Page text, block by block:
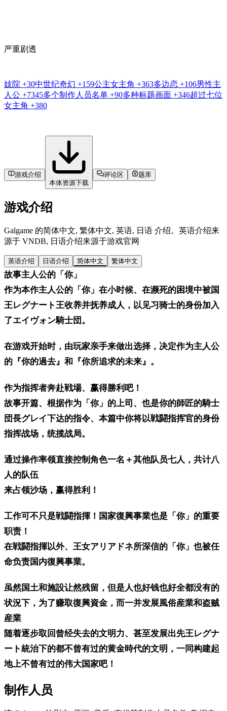
严重剧透
妓院 +30中世纪奇幻 +159公主女主角 +363多边恋 +106男性主
人公 +7345多个制作人员名单 +90多种标题画面 +346超过七位
女主角 +380
游戏介绍
本体资源下载
评论区 题库
游戏介绍
Galgame 的简体中文, 繁体中文, 英语, 日语 介绍。英语介绍来
源于 VNDB, 日语介绍来源于游戏官网
英语介绍 日语介绍 简体中文 繁体中文
故事主人公的「你」
作为本作主人公的「你」在小时候、在濒死的困境中被国
王レグナート王收养并抚养成人，以见习骑士的身份加入
了エイヴォン騎士団。
在游戏开始时，由玩家亲手来做出选择，决定作为主人公
的『你的過去』和『你所追求的未来』。
作为指挥者奔赴戦場、赢得勝利吧！
故事开篇、根据作为「你」的上司、也是你的師匠的騎士
団長グレイ下达的指令、本篇中你将以戦闘指挥官的身份
指挥战场，统揽战局。
通过操作率领直接控制角色一名＋其他队员七人，共计八
人的队伍
来占领沙场，赢得胜利！
工作可不只是戦闘指揮！国家復興事業也是「你」的重要
职责！
在戦闘指揮以外、王女アリアドネ所深信的「你」也被任
命负责国内復興事業。
虽然国土和施設让然残留，但是人也好钱也好全都没有的
状況下，为了赚取復興資金，而一并发展風俗産業和盗贼
産業
随着逐步取回曾经失去的文明力、甚至发展出先王レグナ
ート統治下的都不曾有过的黄金時代的文明，一同构建起
地上不曾有过的伟大国家吧！
制作人员